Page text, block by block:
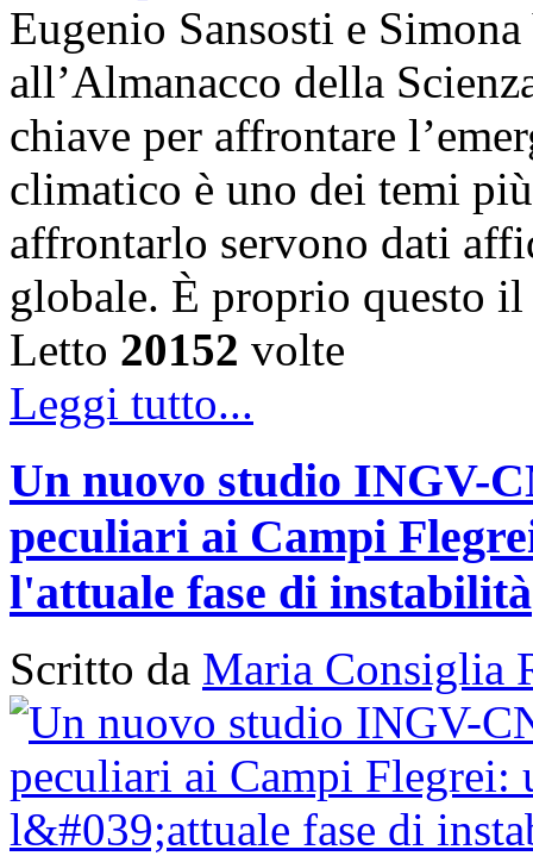
Eugenio Sansosti e
all’Almanacco della
chiave per affrontare
climatico è uno dei temi
affrontarlo servono dati
globale. È proprio questo
Letto 20152 volte
Leggi tutto...
Un nuovo studio INGV-
peculiari ai Campi
l'attuale fase di instabilità
Scritto da Maria Consiglia